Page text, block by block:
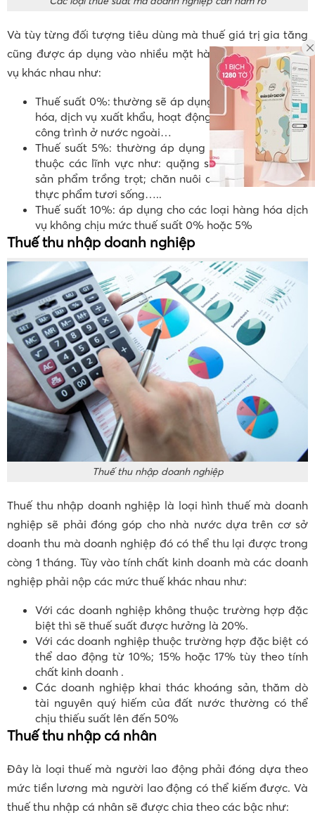
Và tùy từng đối tượng tiêu dùng mà thuế giá trị gia tăng
cũng được áp dụng vào nhiều mặt hàng sản phẩm, dịch
vụ khác nhau như:
Thuế suất 0%: thường sẽ áp dụng cho các loại hàng
hóa, dịch vụ xuất khẩu, hoạt động xây dựng, lắp đặt
công trình ở nước ngoài…
Thuế suất 5%: thường áp dụng cho các sản phẩm
thuộc các lĩnh vực như: quặng sản xuất phân bón,
sản phẩm trồng trọt; chăn nuôi chưa qua chế biến,
thực phẩm tươi sống…..
Thuế suất 10%: áp dụng cho các loại hàng hóa dịch
vụ không chịu mức thuế suất 0% hoặc 5%
Thuế thu nhập doanh nghiệp
Thuế thu nhập doanh nghiệp
Thuế thu nhập doanh nghiệp là loại hình thuế mà doanh
nghiệp sẽ phải đóng góp cho nhà nước dựa trên cơ sở
doanh thu mà doanh nghiệp đó có thể thu lại được trong
còng 1 tháng. Tùy vào tính chất kinh doanh mà các doanh
nghiệp phải nộp các mức thuế khác nhau như:
Với các doanh nghiệp không thuộc trường hợp đặc
biệt thì sẽ thuế suất được hưởng là 20%.
Với các doanh nghiệp thuộc trường hợp đặc biệt có
thể dao động từ 10%; 15% hoặc 17% tùy theo tính
chất kinh doanh .
Các doanh nghiệp khai thác khoáng sản, thăm dò
tài nguyên quý hiếm của đất nước thường có thể
chịu thiếu suất lên đến 50%
Thuế thu nhập cá nhân
Đây là loại thuế mà người lao động phải đóng dựa theo
mức tiền lương mà người lao động có thể kiếm được. Và
thuế thu nhập cá nhân sẽ được chia theo các bậc như: